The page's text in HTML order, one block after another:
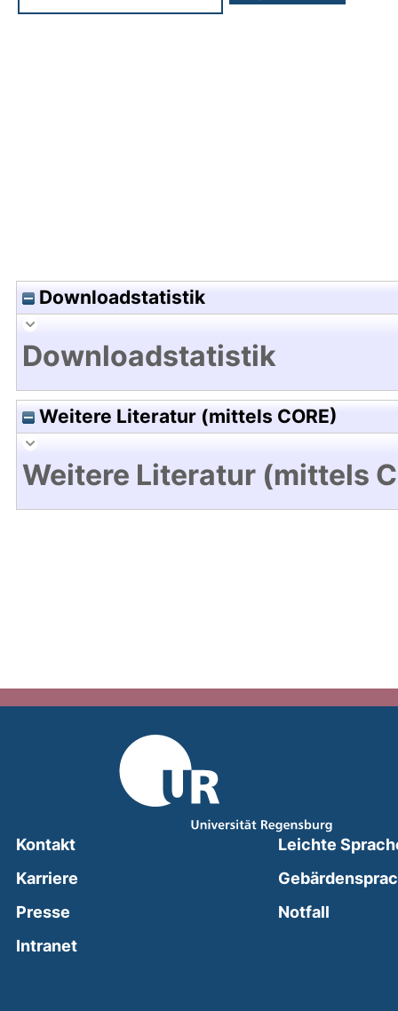
Downloadstatistik
Downloadstatistik
Weitere Literatur (mittels CORE)
Weitere Literatur (mittels
Kontakt
Karriere
Presse
Intranet(external link, opens in a new window)
Leichte
Notfall